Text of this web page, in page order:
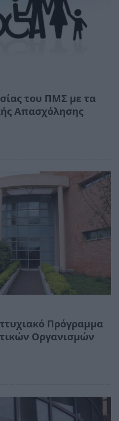
του ΠΜΣ με τα
Απασχόλησης
Πρόγραμμα
Οργανισμών